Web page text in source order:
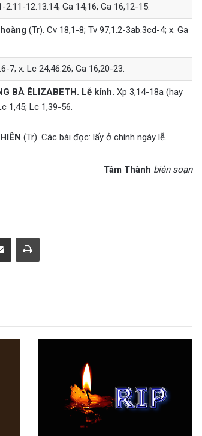
12.13.14; Ga 14,16; Ga 16,12-15.
(Tr). Cv 18,1-8; Tv 97,1.2-3ab.3cd-4; x. Ga
7; x. Lc 24,46.26; Ga 16,20-23.
BÀ ÊLIZABETH. Lễ kính. Xp 3,14-18a (hay
1,45; Lc 1,39-56.
(Tr). Các bài đọc: lấy ở chính ngày lễ.
Tâm Thành biên soạn
Share via Email Print